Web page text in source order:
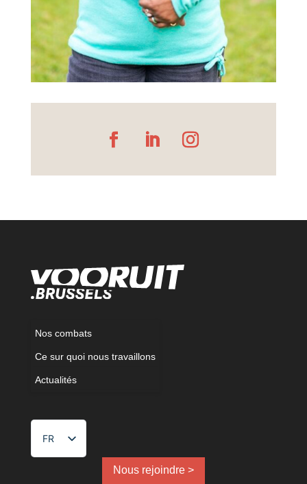
Nos combats
Ce sur quoi nous travaillons
Actualités
FR
NL
Nous rejoindre >